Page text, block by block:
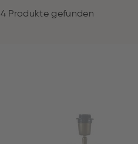
4 Produkte gefunden